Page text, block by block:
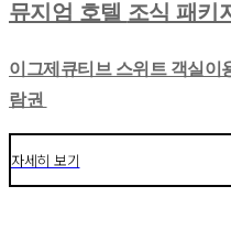
뮤지엄 호텔 조식 패키
이그제큐티브 스위트 객실이
람권
자세히 보기